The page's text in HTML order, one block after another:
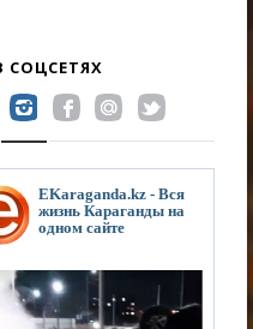
СОЦСЕТЯХ
EKaraganda.kz - Вся
жизнь Караганды на
одном сайте